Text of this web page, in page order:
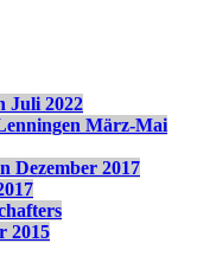
Juli 2022
März-Mai
Dezember 2017
2015